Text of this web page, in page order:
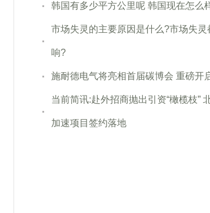
韩国有多少平方公里呢 韩国现在怎么
市场失灵的主要原因是什么?市场失灵
响?
施耐德电气将亮相首届碳博会 重磅开
当前简讯:赴外招商抛出引资“橄榄枝”
加速项目签约落地